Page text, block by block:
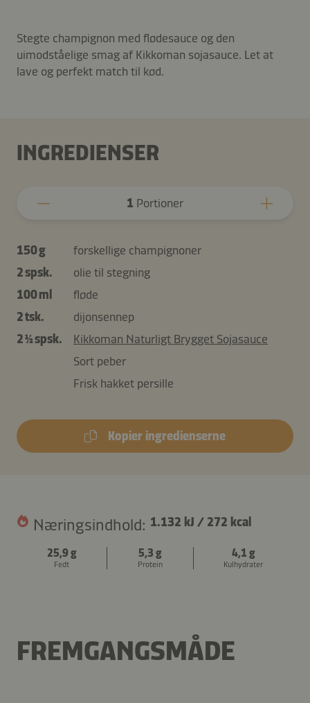
Stegte champignon med flødesauce og den
uimodståelige smag af Kikkoman sojasauce. Let at
lave og perfekt match til kød.
INGREDIENSER
1 Portioner
150 g
forskellige champignoner
2 spsk.
olie til stegning
100 ml
fløde
2 tsk.
dijonsennep
2 ½ spsk.
Kikkoman Naturligt Brygget Sojasauce
Sort peber
Frisk hakket persille
Kopier ingredienserne
Næringsindhold: 1.132 kJ / 272 kcal
25,9 g
Fedt
5,3 g
Protein
4,1 g
Kulhydrater
FREMGANGSMÅDE